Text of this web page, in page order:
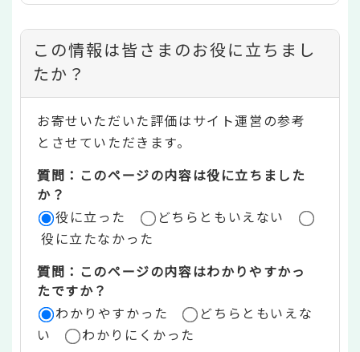
コ
ン
テ
ン
ツ
評
価
リ
ア
この情報は皆さまのお役に立ちまし
たか？
お寄せいただいた評価はサイト運営の参考
とさせていただきます。
質問：このページの内容は役に立ちました
か？
役に立った
どちらともいえない
役に立たなかった
質問：このページの内容はわかりやすかっ
たですか？
わかりやすかった
どちらともいえな
い
わかりにくかった